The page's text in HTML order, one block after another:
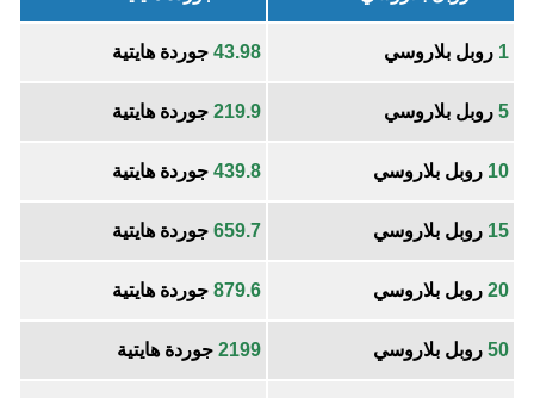
1 روبل بلاروسي 43.98 جوردة هايتية
5 روبل بلاروسي 219.9 جوردة هايتية
10 روبل بلاروسي 439.8 جوردة هايتية
15 روبل بلاروسي 659.7 جوردة هايتية
20 روبل بلاروسي 879.6 جوردة هايتية
50 روبل بلاروسي 2199 جوردة هايتية